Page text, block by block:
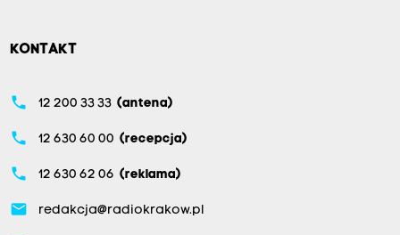
KONTAKT
phone 12 200 33 33 (antena)
phone 12 630 60 00 (recepcja)
phone 12 630 62 06 (reklama)
email redakcja@radiokrakow.pl